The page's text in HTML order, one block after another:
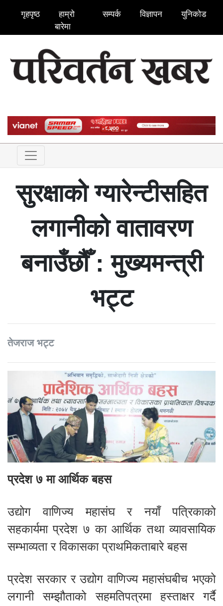
गृहपृष्ठ
हाम्रो
बारेमा
सम्पर्क विज्ञापन युनिकोड
सुरक्षाको ग्यारेन्टीसहित
लगानीको वातावरण
बनाउँछौँ : मुख्यमन्त्री
भट्ट
तेजराज भट्ट
प्रदेश ७ मा आर्थिक बहस
उद्योग वाणिज्य महासंघ र नयाँ पत्रिकाको
सहकार्यमा प्रदेश ७ का आर्थिक तथा व्यावसायिक
सम्भाव्यता र विकासका प्राथमिकताबारे बहस
प्रदेश सरकार र उद्योग वाणिज्य महासंघबीच भएको
लगानी सम्झौताको सहमतिपत्रमा हस्ताक्षर गर्दै